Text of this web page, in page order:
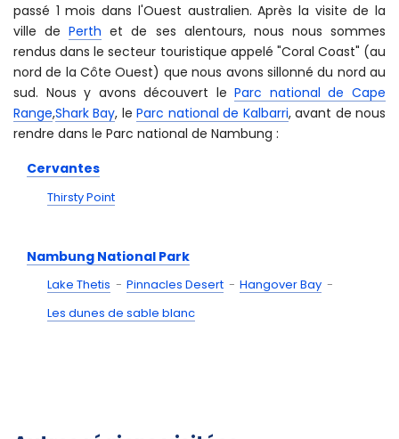
passé 1 mois dans l'Ouest australien. Après la visite de la
ville dePerth et de ses alentours, nous nous sommes
rendus dans le secteur touristique appelé "Coral Coast" (au
nord de la Côte Ouest) que nous avons sillonné du nord au
sud. Nous y avons découvert leParc national de Cape
Range,Shark Bay, leParc national de Kalbarri, avant de nous
rendre dans le Parc national de Nambung :
Cervantes
Thirsty Point
Nambung National Park
Lake Thetis Pinnacles Desert
Hangover Bay
Les dunes de sable blanc